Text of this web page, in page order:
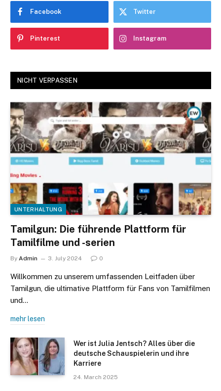
Facebook Twitter
Pinterest Instagram
NICHT VERPASSEN
UNTERHALTUNG
Tamilgun: Die führende Plattform für
Tamilfilme und -serien
By Admin 3. July 2024 0
Willkommen zu unserem umfassenden Leitfaden über
Tamilgun, die ultimative Plattform für Fans von Tamilfilmen
und…
mehr lesen
Wer ist Julia Jentsch? Alles über die
deutsche Schauspielerin und ihre
Karriere
24. March 2025